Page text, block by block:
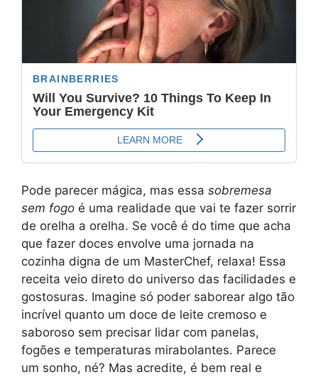
Pode parecer mágica, mas essa sobremesa
sem fogo é uma realidade que vai te fazer sorrir
de orelha a orelha. Se você é do time que acha
que fazer doces envolve uma jornada na
cozinha digna de um MasterChef, relaxa! Essa
receita veio direto do universo das facilidades e
gostosuras. Imagine só poder saborear algo tão
incrível quanto um doce de leite cremoso e
saboroso sem precisar lidar com panelas,
fogões e temperaturas mirabolantes. Parece
um sonho, né? Mas acredite, é bem real e